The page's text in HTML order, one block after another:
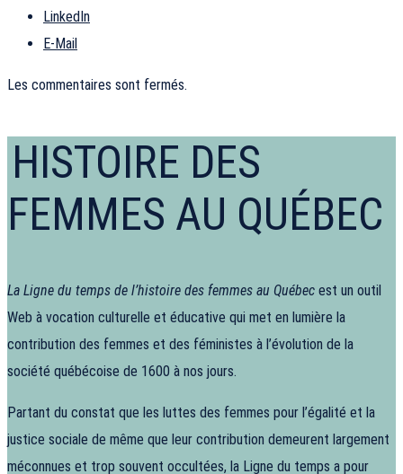
LinkedIn
E-Mail
Les commentaires sont fermés.
HISTOIRE DES
FEMMES AU QUÉBEC
La Ligne du temps de l’histoire des femmes au Québec est un outil
Web à vocation culturelle et éducative qui met en lumière la
contribution des femmes et des féministes à l’évolution de la
société québécoise de 1600 à nos jours.
Partant du constat que les luttes des femmes pour l’égalité et la
justice sociale de même que leur contribution demeurent largement
méconnues et trop souvent occultées, la Ligne du temps a pour